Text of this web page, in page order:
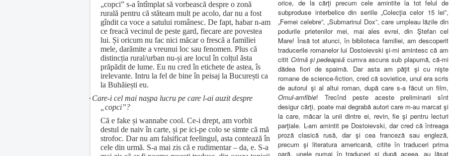
„copci” s-a întîmplat să vorbească despre o zonă
rurală pentru că stăteam mult pe acolo, dar nu a fost
gîndit ca voce a satului românesc. De fapt, habar n-am
ce freacă vecinul de peste gard, fiecare are povestea
lui. Și oricum nu fac nici măcar o frescă a familiei
mele, darămite a vreunui loc sau fenomen. Plus că
distincția rural/urban nu-și are locul în colțul ăsta
prăpădit de lume. Eu nu cred în etichete de astea, îs
irelevante. Intru la fel de bine în peisaj la București ca
la Buhăiești eu.
· Care-i cel mai nașpa lucru pe care l-ai auzit despre
„copci”?
Că e fake și wannabe cool. Ce-i drept, am vorbit
destul de naiv în carte, și pe ici-pe colo se simte că mă
strofoc. Dar nu am falsificat feelingul, asta contează în
cele din urmă. S-a mai zis că e rudimentar – da, e. S-a
orice, de la cărţi precum cele amintite la tot felul de
subproduse interbelice din seriile „Colecţia celor 15 lei”,
„Femei celebre”, „Submarinul Dox”, care umpleau lăzile din
podurile prietenilor mei, mai ales evrei, din Ştefan cel
Mare! Însă tot atunci, în biblioteca familiei, am descoperit
traducerile romanelor lui Dostoievski şi-mi amintesc că am
citit Crimă şi pedeapsă cumva ascuns sub plapumă, că-mi
dădea fiori de spaimă. Dar asta am păţit şi cu nişte
romane de science-fiction, cred că sovietice, unul era scris
de autorul şi al altui roman, după care s-a făcut un film,
Omul-amfibie! Trecînd peste aceste preliminarii sînt
desigur cărţi, poate mai degrabă autori care m-au marcat şi
la care, măcar la unii dintre ei, revin, fie şi pentru lecturi
parţiale. L-am amintit pe Dostoievski, dar cred că întreaga
proză clasică rusă, dar şi cea franceză sau engleză,
precum şi literatura americană, citite în traduceri prima
oară, unele numai în traduceri şi după aceea, au lăsat